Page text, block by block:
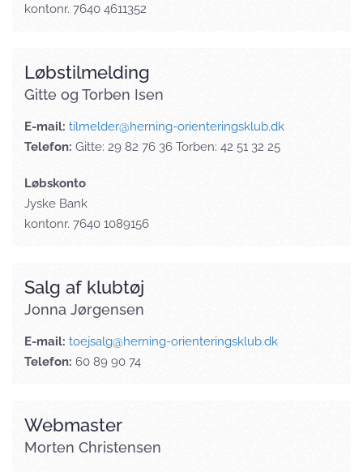
kontonr. 7640 4611352
Løbstilmelding
Gitte og Torben Isen
E-mail: tilmelder@herning-orienteringsklub.dk
Telefon: Gitte: 29 82 76 36 Torben: 42 51 32 25
Løbskonto
Jyske Bank
kontonr. 7640 1089156
Salg af klubtøj
Jonna Jørgensen
E-mail: toejsalg@herning-orienteringsklub.dk
Telefon: 60 89 90 74
Webmaster
Morten Christensen